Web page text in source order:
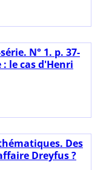
N° 1. p. 37-
le cas d'Henri
Des
Dreyfus ?